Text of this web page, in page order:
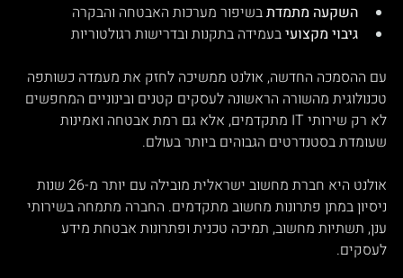
השקעה מתמדת בשיפור מערכות האבטחה והבקרה
גיבוי מקצועי בעמידה בתקנות ובדרישות רגולטוריות
עם ההסמכה החדשה, אולנט ממשיכה לחזק את מעמדה כשותפה
טכנולוגית מהשורה הראשונה לעסקים קטנים ובינוניים המחפשים
לא רק שירותי IT מתקדמים, אלא גם רמת אבטחה ואמינות
שעומדת בסטנדרטים הגבוהים ביותר בעולם.
אולנט היא חברת מחשוב ישראלית מובילה עם יותר מ-26 שנות
ניסיון במתן פתרונות מחשוב מתקדמים. החברה מתמחה בשירותי
ענן, תשתיות מחשוב, תמיכה טכנית ופתרונות אבטחת מידע
לעסקים.